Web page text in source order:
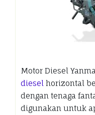
Motor Diesel
diesel horizontal
dengan tenaga
digunakan untuk